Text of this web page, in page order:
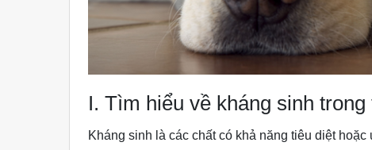
I. Tìm hiểu về kháng sinh trong
Kháng sinh là các chất có khả năng tiêu diệt